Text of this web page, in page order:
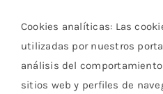
Cookies analíticas: Las
utilizadas por nuestros
análisis del
sitios web y perfiles de